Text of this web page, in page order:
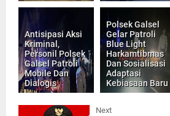
Antisipasi Aksi
Kriminal,
Personil Polsek
Galsel Patroli
Mobile Dan
Dialogis
Polsek Galsel
Gelar Patroli
Blue Light
Harkamtibmas
Dan Sosialisasi
Adaptasi
Kebiasaan Baru
Next